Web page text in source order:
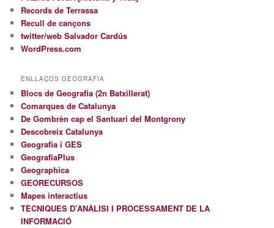
Records de Terrassa
Recull de cançons
twitter/web Salvador Cardús
WordPress.com
ENLLAÇOS GEOGRAFIA
Blocs de Geografia (2n Batxillerat)
Comarques de Catalunya
De Gombrèn cap el Santuari del Montgrony
Descobreix Catalunya
Geografia i GES
GeografíaPlus
Geographica
GEORECURSOS
Mapes interactius
TÈCNIQUES D’ANÀLISI I PROCESSAMENT DE LA
INFORMACIÓ